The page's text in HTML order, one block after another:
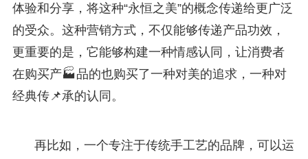
体验和分享，将这种“永恒之美”的概念传递给更广泛
的受众。这种营销方式，不仅能够传递产品功效，
更重要的是，它能够构建一种情感认同，让消费者
在购买产🏭品的也购买了一种对美的追求，一种对
经典传📌承的认同。
再比如，一个专注于传统手工艺的品牌，可以运